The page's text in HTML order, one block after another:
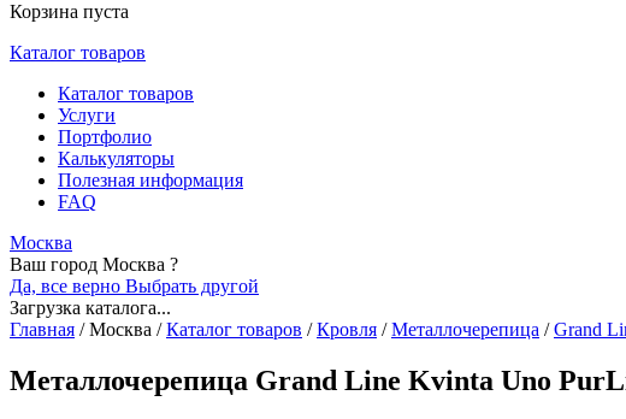
Корзина пуста
Каталог товаров
Каталог товаров
Услуги
Портфолио
Калькуляторы
Полезная информация
FAQ
Москва
Ваш город Москва ?
Да, все верно Выбрать другой
Загрузка каталога...
Главная /Москва / Каталог товаров / Кровля / Металлочерепица / Grand
Металлочерепица Grand Line Kvinta Uno